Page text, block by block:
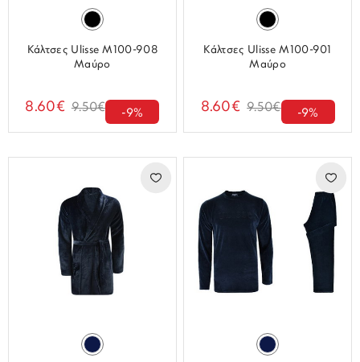
Κάλτσες Ulisse M100-908
Μαύρο
8.60€ 9.50€ -9%
Κάλτσες Ulisse M100-901
Μαύρο
8.60€ 9.50€ -9%